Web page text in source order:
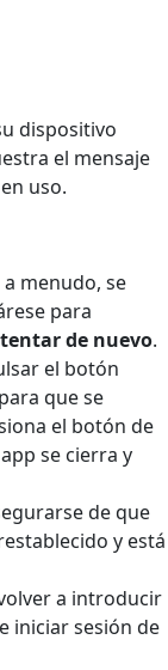
dispositivo
el mensaje
uso.
a menudo, se
para
de nuevo.
el botón
que se
el botón de
se cierra y
de que
y está
a introducir
iniciar sesión de